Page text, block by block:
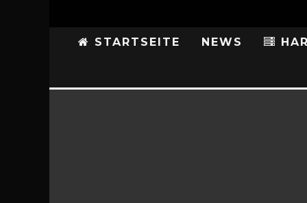
STARTSEITE NEWS